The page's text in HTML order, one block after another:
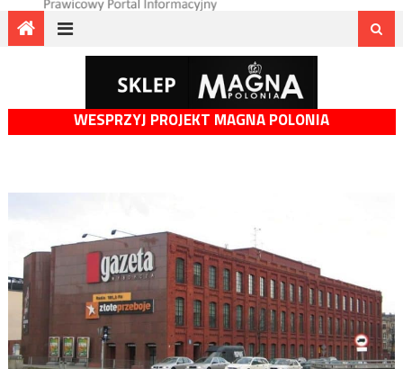
WESPRZYJ PROJEKT MAGNA POLONIA